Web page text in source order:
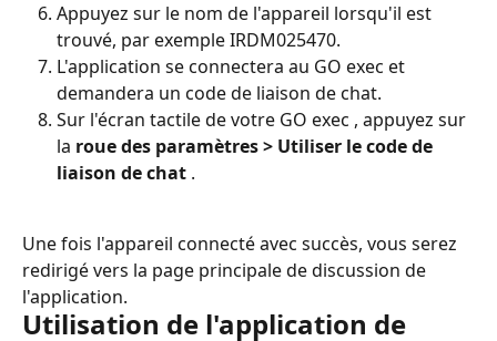
Appuyez sur le nom de l'appareil lorsqu'il est
trouvé, par exemple IRDM025470.
L'application se connectera au GO exec et
demandera un code de liaison de chat.
Sur l'écran tactile de votre GO exec , appuyez sur
la roue des paramètres > Utiliser le code de
liaison de chat .
Une fois l'appareil connecté avec succès, vous serez
redirigé vers la page principale de discussion de
l'application.
Utilisation de l'application de